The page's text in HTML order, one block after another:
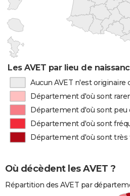
Les AVET par lieu de
Aucun AVET n'est
Département d'où sont
Département d'où sont peu
Département d'où sont
Département d'où sont
Où décèdent les AVET ?
Répartition des AVET par